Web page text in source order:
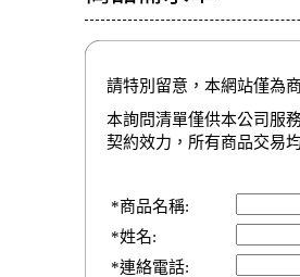
請特別留意，本網站僅為
本詢問清單僅供本公司服
契約效力，所有商品交易
*商品名稱:
*姓名:
*連絡電話: